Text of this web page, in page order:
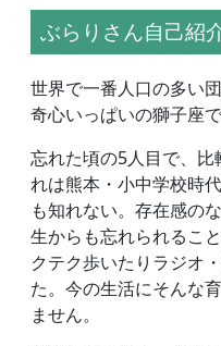
ぶらりさん自己紹
世界で一番人口の多い
奇心いっぱいの獅子座で
忘れた頃の5人目で、比
れは熊本・小中学校時
も知れない。存在感の
生からも忘れられるこ
クテク歩いたりラジオ
た。今の生活にそんな
ません。